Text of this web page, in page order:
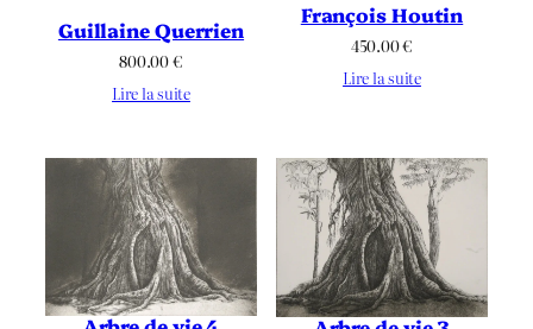
Guillaine Querrien
800.00€
Lire la suite
François Houtin
450.00€
Lire la suite